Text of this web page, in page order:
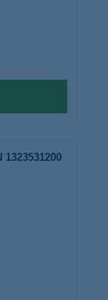
1323531200